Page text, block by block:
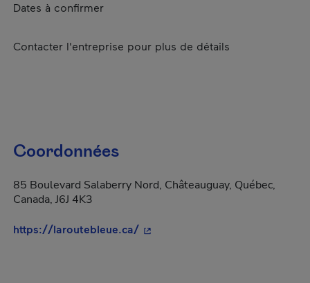
Dates à confirmer
Contacter l'entreprise pour plus de détails
Coordonnées
85 Boulevard Salaberry Nord, Châteauguay, Québec,
Canada, J6J 4K3
https://laroutebleue.ca/- Cet hyperlien s'ouvrira dans